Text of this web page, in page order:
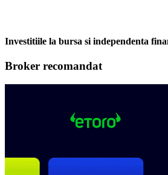
Investitiile la bursa si independenta
Broker recomandat